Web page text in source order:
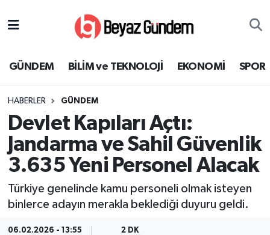
GÜNDEM BİLİM ve TEKNOLOJİ EKONOMİ SPOR
HABERLER GÜNDEM
Devlet Kapıları Açtı:
Jandarma ve Sahil Güvenlik
3.635 Yeni Personel Alacak
Türkiye genelinde kamu personeli olmak isteyen
binlerce adayın merakla beklediği duyuru geldi.
06.02.2026 - 13:55 2 DK
EKONOMİ
SPOR
SAĞLIK
EĞİTİM
KÜLTÜR SANAT
Süper Lig Puan Durumu ve Fikstür
Tüm Manşetler
Son Dakika Haberleri
Haber Arşivi